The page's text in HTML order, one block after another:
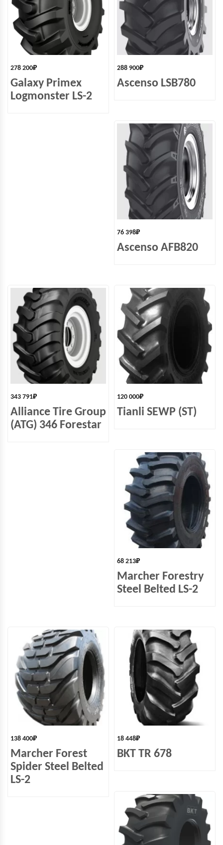
278 200₽
Galaxy Primex
Logmonster LS-2
288 900₽
Ascenso LSB780
76 398₽
Ascenso AFB820
343 791₽
Alliance Tire Group
(ATG) 346 Forestar
120 000₽
Tianli SEWP (ST)
68 213₽
Marcher Forestry
Steel Belted LS-2
138 400₽
Marcher Forest
Spider Steel Belted
LS-2
18 448₽
BKT TR 678